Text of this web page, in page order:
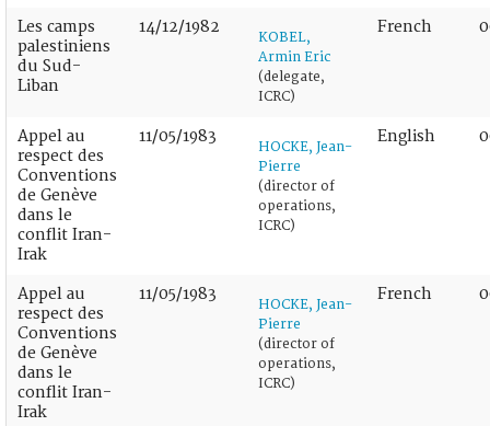
Les camps
palestiniens
du Sud-
Liban
14/12/1982
KOBEL,
Armin Eric
(delegate,
ICRC)
French
Appel au
respect des
Conventions
de Genève
dans le
conflit Iran-
Irak
11/05/1983
HOCKE, Jean-
Pierre
(director of
operations,
ICRC)
English
Appel au
respect des
Conventions
de Genève
dans le
conflit Iran-
Irak
11/05/1983
HOCKE, Jean-
Pierre
(director of
operations,
ICRC)
French